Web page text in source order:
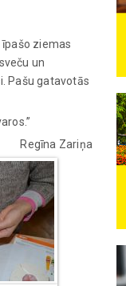
ziemas
un
Pašu gatavotās
Regīna Zariņa